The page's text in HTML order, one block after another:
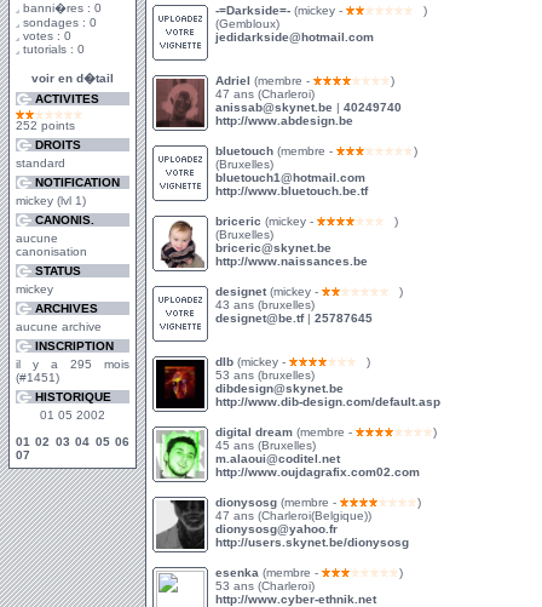
banni�res : 0
sondages : 0
votes : 0
tutorials : 0
voir en d�tail
ACTIVITES
252 points
DROITS
standard
NOTIFICATION
mickey (lvl 1)
CANONIS.
aucune
canonisation
STATUS
mickey
ARCHIVES
aucune archive
INSCRIPTION
il y a 295 mois
(#1451)
HISTORIQUE
01 05 2002
01 02 03 04 05 06
07
-=Darkside=- (mickey -
)
(Gembloux)
jedidarkside@hotmail.com
Adriel (membre -
)
47 ans (Charleroi)
anissab@skynet.be | 40249740
http://www.abdesign.be
bluetouch (membre -
)
(Bruxelles)
bluetouch1@hotmail.com
http://www.bluetouch.be.tf
briceric (mickey -
)
(Bruxelles)
briceric@skynet.be
http://www.naissances.be
designet(mickey -
)
43 ans (bruxelles)
designet@be.tf| 25787645
dIb (mickey -
)
53 ans (bruxelles)
dibdesign@skynet.be
http://www.dib-design.com/default.asp
digital dream (membre -
)
45 ans (Bruxelles)
m.alaoui@coditel.net
http://www.oujdagrafix.com02.com
dionysosg (membre -
)
47 ans (Charleroi(Belgique))
dionysosg@yahoo.fr
http://users.skynet.be/dionysosg
esenka (membre -
)
53 ans (Charleroi)
http://www.cyber-ethnik.net